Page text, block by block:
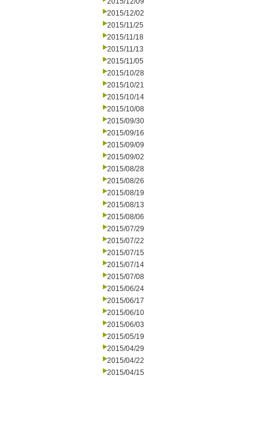
2015/12/02
2015/11/25
2015/11/18
2015/11/13
2015/11/05
2015/10/28
2015/10/21
2015/10/14
2015/10/08
2015/09/30
2015/09/16
2015/09/09
2015/09/02
2015/08/28
2015/08/26
2015/08/19
2015/08/13
2015/08/06
2015/07/29
2015/07/22
2015/07/15
2015/07/14
2015/07/08
2015/06/24
2015/06/17
2015/06/10
2015/06/03
2015/05/19
2015/04/29
2015/04/22
2015/04/15